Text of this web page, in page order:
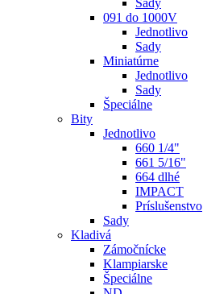
Sady
091 do 1000V
Jednotlivo
Sady
Miniatúrne
Jednotlivo
Sady
Špeciálne
Bity
Jednotlivo
660 1/4"
661 5/16"
664 dlhé
IMPACT
Príslušenstvo
Sady
Kladivá
Zámočnícke
Klampiarske
Špeciálne